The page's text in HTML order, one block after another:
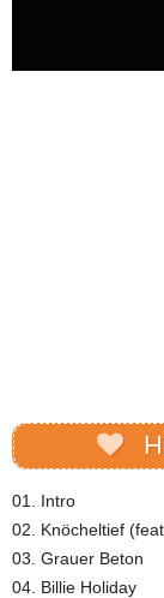
01. Intro
02. Knöcheltief
03. Grauer Beton
04. Billie Holiday